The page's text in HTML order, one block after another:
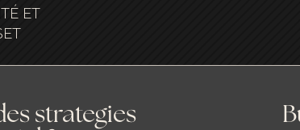
ET
strategies